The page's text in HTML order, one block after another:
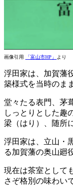
画像引用 「富山市HP」 より
浮田家は、加賀藩
築様式を当時のま
堂々たる表門、茅
しっとりとした趣
梁（はり）、随所
浮田家は、立山・
る加賀藩の奥山廻
現在は茶室として
さぞ格別の味わい